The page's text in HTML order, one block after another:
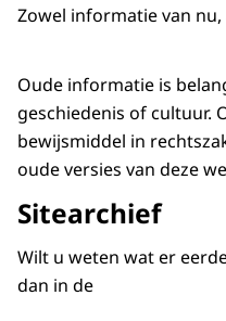
Zowel informatie van nu,
Oude informatie is
geschiedenis of cultuur.
bewijsmiddel in
oude versies van deze
Sitearchief
Wilt u weten wat er
dan in de